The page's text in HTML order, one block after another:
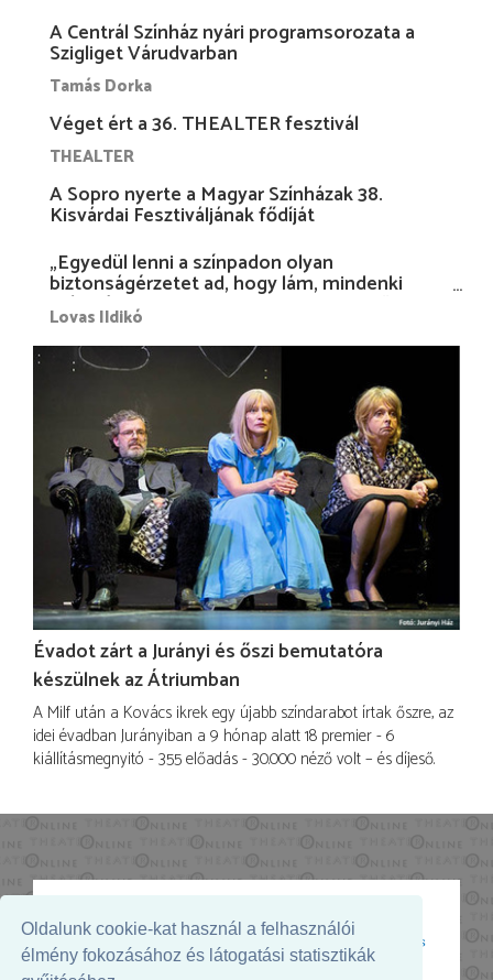
Oldalunk cookie-kat használ a felhasználói
élmény fokozásához és látogatási statisztikák
A Centrál Színház nyári programsorozata a
Szigliget Várudvarban
Tamás Dorka
Véget ért a 36. THEALTER fesztivál
THEALTER
A Sopro nyerte a Magyar Színházak 38.
Kisvárdai Fesztiváljának fődíját
„Egyedül lenni a színpadon olyan
biztonságérzetet ad, hogy lám, mindenki
más nélkül is megvagyok magammal…”
Lovas Ildikó
Évadot zárt a Jurányi és őszi bemutatóra
készülnek az Átriumban
A Milf után a Kovács ikrek egy újabb színdarabot írtak őszre, az
idei évadban Jurányiban a 9 hónap alatt 18 premier - 6
kiállításmegnyitó - 355 előadás - 30.000 néző volt – és díjeső.
Az oldal megjelenését támogatja: